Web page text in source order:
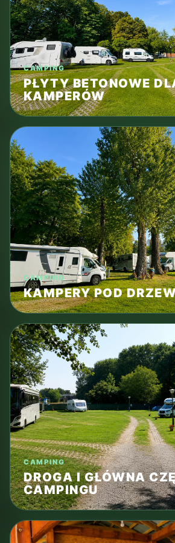
CAMPING
PŁYTY BETONOWE
KAMPERÓW
CAMPING
KAMPERY POD
CAMPING
DROGA I GŁÓWNA
CAMPINGU